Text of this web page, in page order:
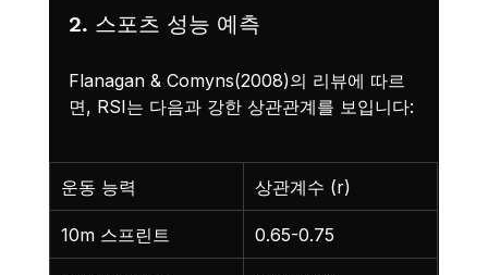
2. 스포츠 성능 예측
Flanagan & Comyns(2008)의 리뷰에 따르
면, RSI는 다음과 강한 상관관계를 보입니다:
운동 능력 상관계수 (r)
10m 스프린트 0.65-0.75